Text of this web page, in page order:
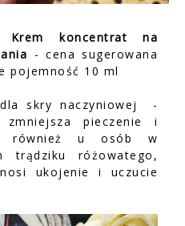
Krem koncentrat na
- cena sugerowana
pojemność 10 ml
skry naczyniowej -
zmniejsza pieczenie i
również u osób w
trądziku różowatego,
ukojenie i uczucie